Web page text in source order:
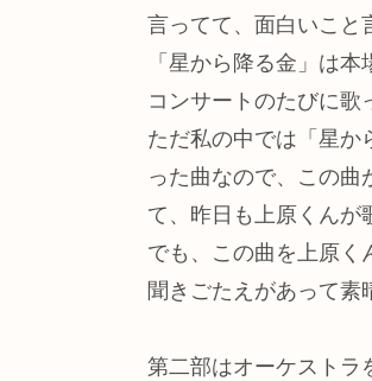
言ってて、面白いこと
「星から降る金」は
コンサートのたびに歌
ただ私の中では「星か
った曲なので、この曲
て、昨日も上原くんが
でも、この曲を上原く
聞きごたえがあって素
第二部はオーケストラ